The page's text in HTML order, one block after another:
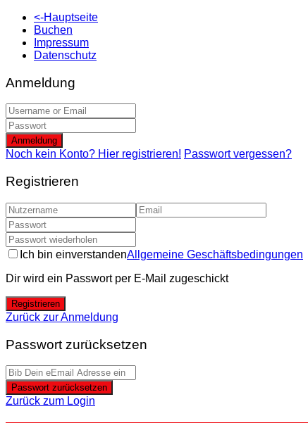
<-Hauptseite
Buchen
Impressum
Datenschutz
Anmeldung
Anmeldung
Noch kein Konto? Hier registrieren! Passwort vergessen?
Registrieren
Ich bin einverstandenAllgemeine Geschäftsbedingungen
Dir wird ein Passwort per E-Mail zugeschickt
Registrieren
Zurück zur Anmeldung
Passwort zurücksetzen
Passwort zurücksetzen
Zurück zum Login